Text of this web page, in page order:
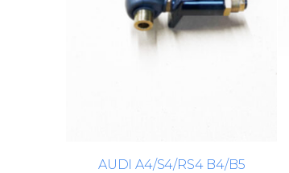
AUDI A4/S4/RS4 B4/B5